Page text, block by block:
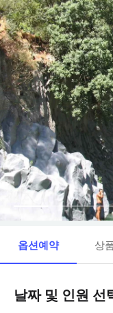
옵션예약 상
날짜 및 인원 선